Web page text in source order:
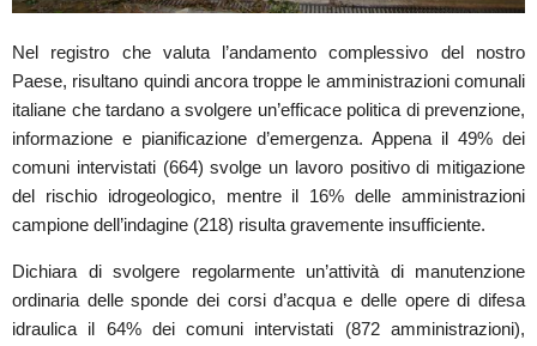
Nel registro che valuta l’andamento complessivo del nostro
Paese, risultano quindi ancora troppe le amministrazioni comunali
italiane che tardano a svolgere un’efficace politica di prevenzione,
informazione e pianificazione d’emergenza. Appena il 49% dei
comuni intervistati (664) svolge un lavoro positivo di mitigazione
del rischio idrogeologico, mentre il 16% delle amministrazioni
campione dell’indagine (218) risulta gravemente insufficiente.
Dichiara di svolgere regolarmente un’attività di manutenzione
ordinaria delle sponde dei corsi d’acqua e delle opere di difesa
idraulica il 64% dei comuni intervistati (872 amministrazioni),